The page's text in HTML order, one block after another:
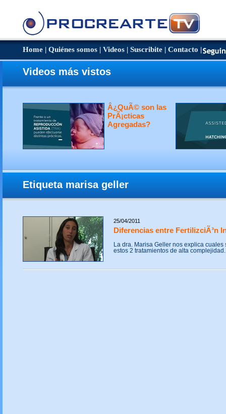
Home | Quiénes somos | Videos | Suscribite | Contacto |
Videos más vistos
Â¿QuÃ© son las
PrÃ¡cticas
Agregadas?
Etiqueta marisa geller
25/04/2011
Diferencias entre FertilizciÃ³n
La dra. Marisa Geller nos explica
estos 2 tratamientos de alta complejidad.